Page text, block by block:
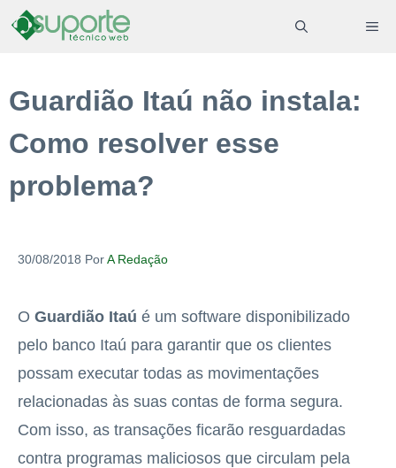
Pular
para
conteúdo
Guardião Itaú não instala:
Como resolver esse
problema?
30/08/2018 PorA Redação
O Guardião Itaú é um software disponibilizado
pelo banco Itaú para garantir que os clientes
possam executar todas as movimentações
relacionadas às suas contas de forma segura.
Com isso, as transações ficarão resguardadas
contra programas maliciosos que circulam pela